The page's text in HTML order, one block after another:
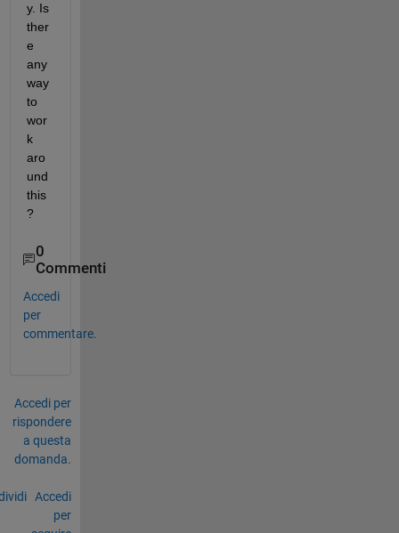
y. Is
ther
e
any
way
to
wor
k
aro
und
this
?
0
Commenti
Accedi
per
commentare.
Accedi per
rispondere
a questa
domanda.
Accedi
per